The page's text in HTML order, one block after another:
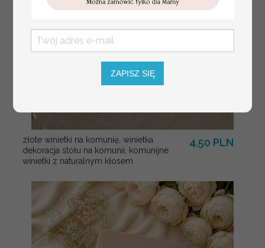
złote winietki na komunię, winietka
dekoracja stołu na komunii, komunijne
winietki z naturalnym kłosem
4.50 PLN
ZAPISZ SIĘ